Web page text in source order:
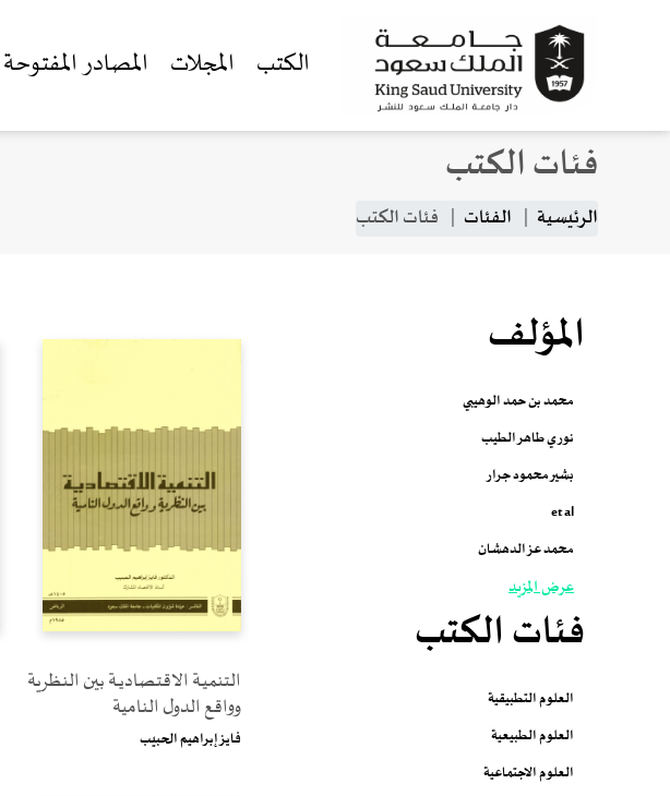
تجاوز إلى المحتوى الرئيسي
الكتب المجلات المصادر المفتوحة
فئات الكتب
مسار التنقل
الرئيسية الفئات فئات الكتب
المؤلف
محمد بن حمد الوهيبي
نوري طاهر الطيب
بشير محمود جرار
et al
محمد عز الدهشان
عرض المزيد
فئات الكتب
العلوم التطبيقية
العلوم الطبيعية
العلوم الاجتماعية
التنميـة الاقتصاديــة بين النظرية
وواقع الدول النامية
فايز إبراهيم الحبيب